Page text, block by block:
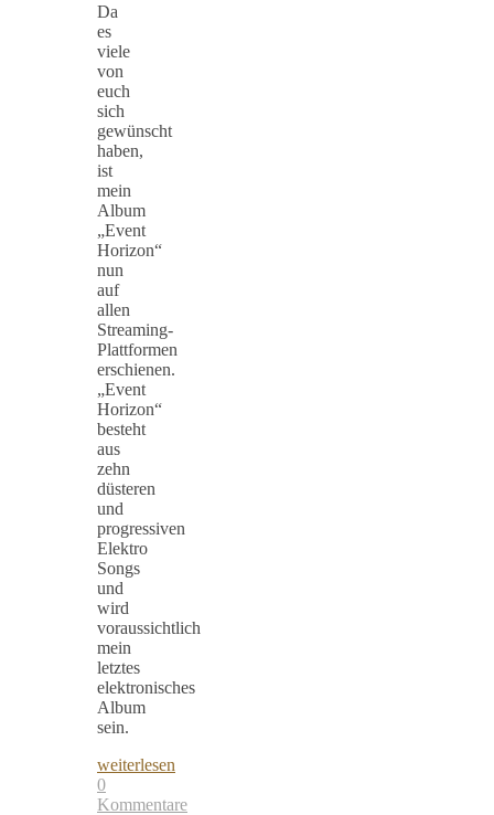
Da
es
viele
von
euch
sich
gewünscht
haben,
ist
mein
Album
„Event
Horizon“
nun
auf
allen
Streaming-
Plattformen
erschienen.
„Event
Horizon“
besteht
aus
zehn
düsteren
und
progressiven
Elektro
Songs
und
wird
voraussichtlich
mein
letztes
elektronisches
Album
sein.
weiterlesen
0
Kommentare